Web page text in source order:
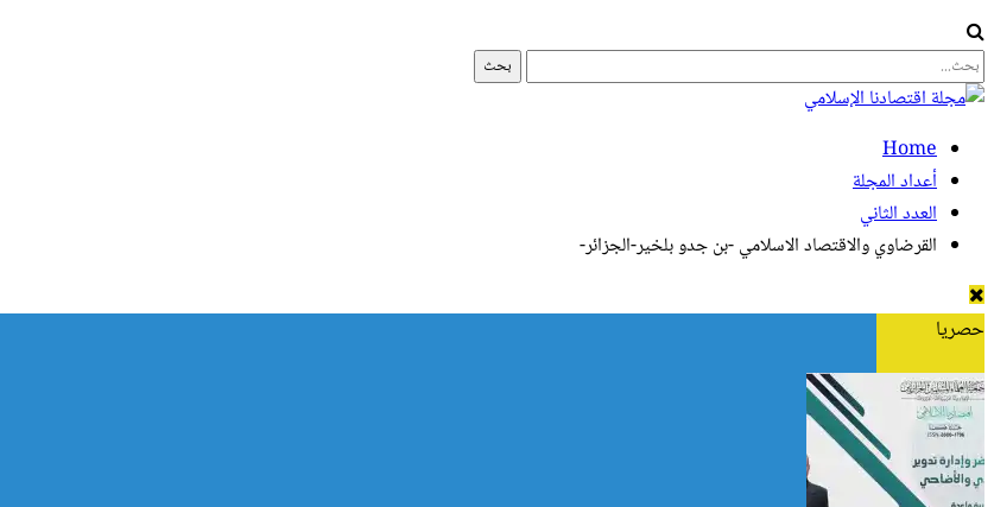
Home
أعداد المجلة
العدد الثاني
القرضاوي والاقتصاد الاسلامي -بن جدو بلخير-الجزائر-
حصريا